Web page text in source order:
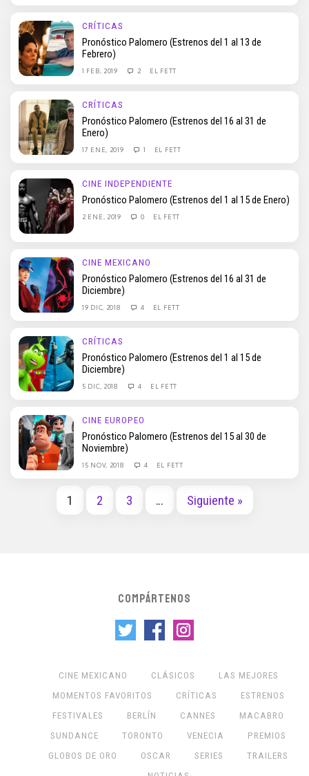
CRÍTICAS
Pronóstico Palomero (Estrenos del 1 al 13 de
Febrero)
1 FEB, 2019 2 EL FETT
CRÍTICAS
Pronóstico Palomero (Estrenos del 16 al 31 de
Enero)
17 ENE, 2019 1 EL FETT
CINE INDEPENDIENTE
Pronóstico Palomero (Estrenos del 1 al 15 de Enero)
2 ENE, 2019 0 EL FETT
CINE MEXICANO
Pronóstico Palomero (Estrenos del 16 al 31 de
Diciembre)
19 DIC, 2018 4 EL FETT
CRÍTICAS
Pronóstico Palomero (Estrenos del 1 al 15 de
Diciembre)
5 DIC, 2018 4 EL FETT
CINE EUROPEO
Pronóstico Palomero (Estrenos del 15 al 30 de
Noviembre)
15 NOV, 2018 4 EL FETT
1 2 3 … Siguiente »
COMPÁRTENOS
CINE MEXICANO CLÁSICOS
LAS MEJORES
MOMENTOS FAVORITOS
CRÍTICAS
ESTRENOS
FESTIVALES
BERLÍN CANNES
MACABRO
SUNDANCE
TORONTO VENECIA
PREMIOS
GLOBOS DE ORO
OSCAR SERIES
TRAILERS